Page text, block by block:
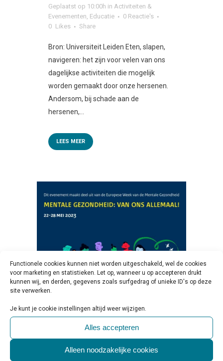
Functionele cookies kunnen niet worden uitgeschakeld, wel de cookies
voor marketing en statistieken. Let op, wanneer u op accepteren drukt
kunnen wij, en derden, gegevens zoals surfgedrag of unieke ID's op deze
site verwerken.
Je kunt je cookie instellingen altijd weer wijzigen.
Alles accepteren
Alleen noodzakelijke cookies
Geplaatst op 10:00h in Activiteiten &
Evenementen, Educatie
0 Reactie's
0 Likes Share
Bron: Universiteit Leiden Eten, slapen,
navigeren: het zijn voor velen van ons
dagelijkse activiteiten die mogelijk
worden gemaakt door onze hersenen.
Andersom, bij schade aan de
hersenen,...
LEES MEER
DE MENTALE GEZONDHEID 22
T/M 28 MEI
Evenementen , Educatie
2 Reactie's